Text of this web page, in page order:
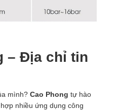
– Địa chỉ tin
mình? Cao Phong tự hào
nhiều ứng dụng công